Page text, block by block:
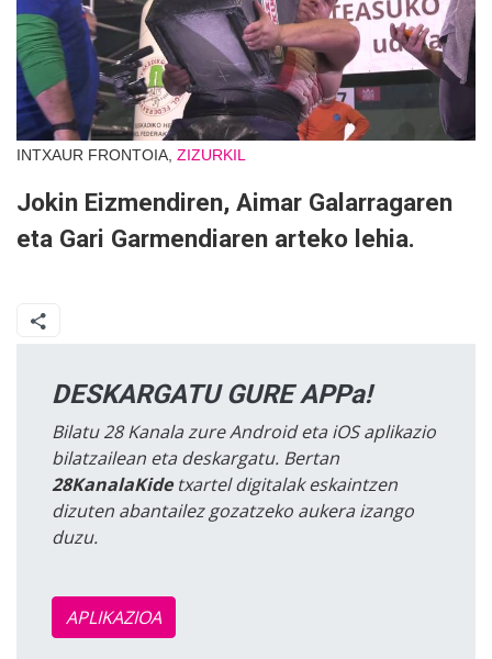
INTXAUR FRONTOIA, ZIZURKIL
Jokin Eizmendiren, Aimar Galarragaren
eta Gari Garmendiaren arteko lehia.
DESKARGATU GURE APPa!
Bilatu 28 Kanala zure Android eta iOS aplikazio
bilatzailean eta deskargatu. Bertan
28KanalaKidetxartel digitalak eskaintzen
dizuten abantailez gozatzeko aukera izango
duzu.
APLIKAZIOA